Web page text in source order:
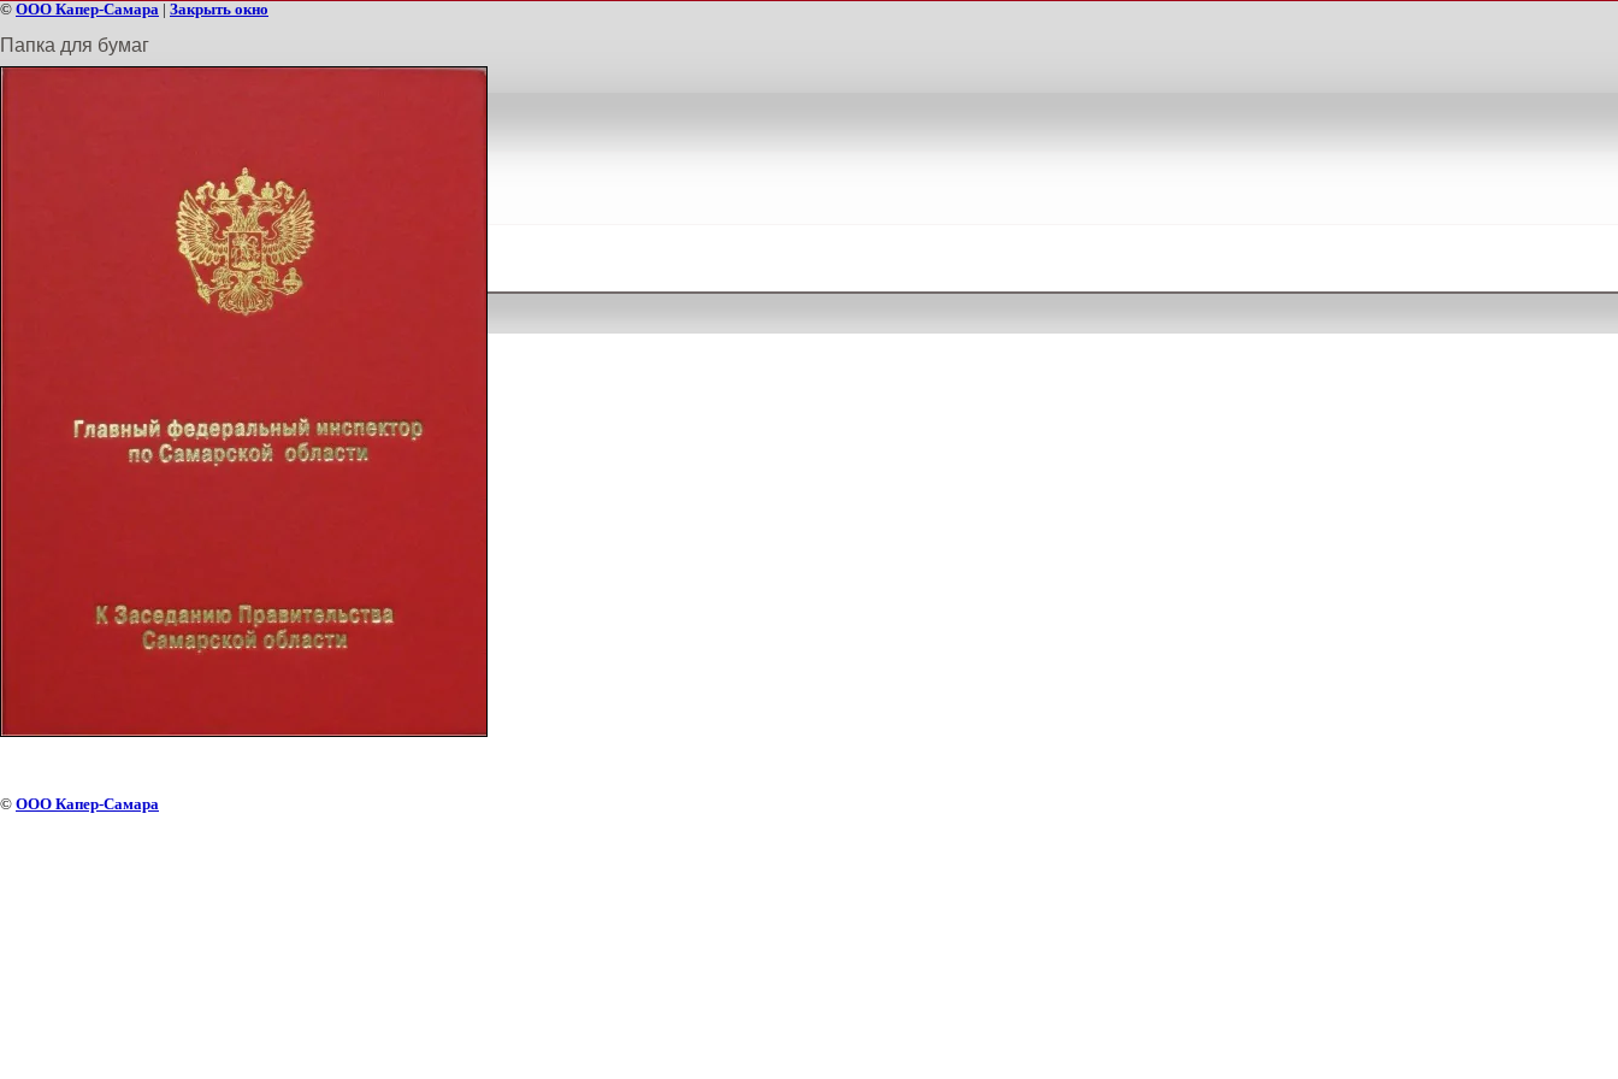
© ООО Капер-Самара | Закрыть окно
Папка для бумаг
© ООО Капер-Самара